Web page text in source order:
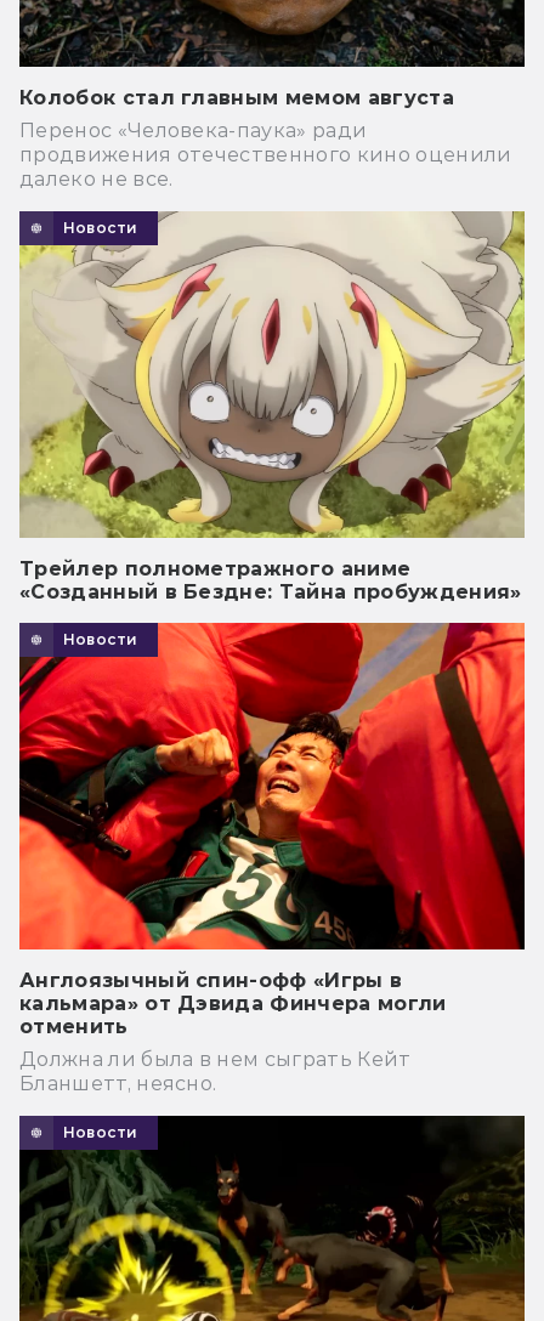
Колобок стал главным мемом августа
Перенос «Человека-паука» ради
продвижения отечественного кино оценили
далеко не все.
Новости
Трейлер полнометражного аниме
«Созданный в Бездне: Тайна пробуждения»
Новости
Англоязычный спин-офф «Игры в
кальмара» от Дэвида Финчера могли
отменить
Должна ли была в нем сыграть Кейт
Бланшетт, неясно.
Новости